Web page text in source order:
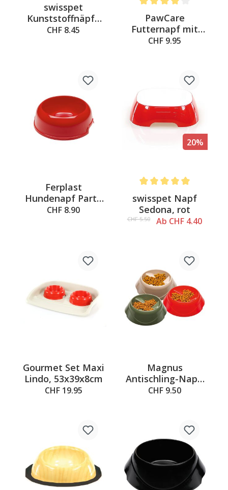
swisspet
Kunststoffnäpfe
Sedona L, hellblau
CHF 8.45
PawCare
Futternapf mit
Deckel M, 600ml
CHF 9.95
Ferplast
Hundenapf Party
10 rot
CHF 8.90
20%
swisspet Napf
Sedona, rot
CHF 5.50 Ab CHF 4.40
Gourmet Set Maxi
Lindo, 53x39x8cm
CHF 19.95
Magnus
Antischling-Napf,
S: 0.5l,
CHF 9.50